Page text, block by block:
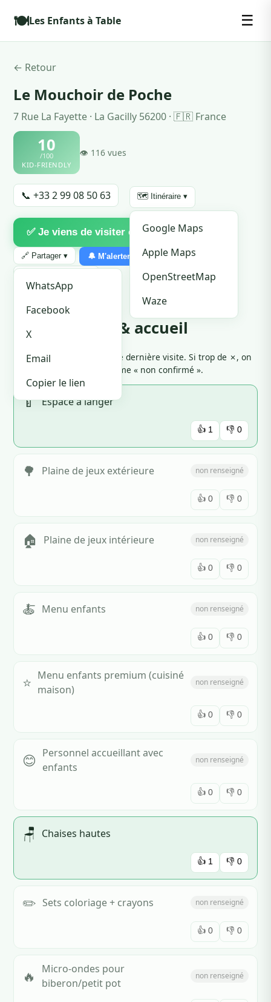
🍽️Les Enfants à Table ☰
← Retour
Le Mouchoir de Poche
7 Rue La Fayette · La Gacilly 56200 · 🇫🇷 France
10
/100
KID-FRIENDLY
👁 116 vues
📞 +33 2 99 08 50 63 🗺️ Itinéraire ▾
Google Maps
Apple Maps
OpenStreetMap
Waze
✅ Je viens de visiter ce resto
Favori
🔗 Partager ▾
WhatsApp
Facebook
X
Email
Copier le lien
🔔 M'alerter
⚠ Signaler
Équipements & accueil
Cliquez 👍 ou 👎 selon votre dernière visite. Si trop de ✗, on
marque l'équipement comme « non confirmé ».
🍼 Espace à langer
👍 1 👎 0
🌳 Plaine de jeux extérieure non renseigné
👍 0 👎 0
🏠 Plaine de jeux intérieure non renseigné
👍 0 👎 0
🍝 Menu enfants non renseigné
👍 0 👎 0
⭐ Menu enfants premium (cuisiné
maison)
non renseigné
👍 0 👎 0
😊 Personnel accueillant avec
enfants
non renseigné
👍 0 👎 0
🪑 Chaises hautes
👍 1 👎 0
✏️ Sets coloriage + crayons non renseigné
👍 0 👎 0
🔥
Micro-ondes pour
biberon/petit pot
non renseigné